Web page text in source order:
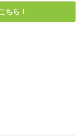
ちら！